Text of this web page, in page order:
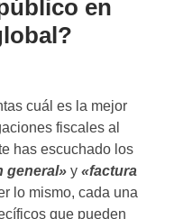
en
cuál es la mejor
fiscales al
has escuchado los
general»y«factura
lo mismo, cada una
que pueden